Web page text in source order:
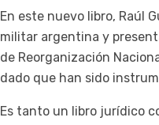
En este nuevo libro, Raúl
militar argentina y
de Reorganización
dado que han sido
Es tanto un libro jurídico